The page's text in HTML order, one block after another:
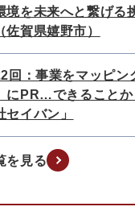
境を未来へと繋げる
佐賀県嬉野市）
回：事業をマッピン
にPR…できること
セイバン」
を見る